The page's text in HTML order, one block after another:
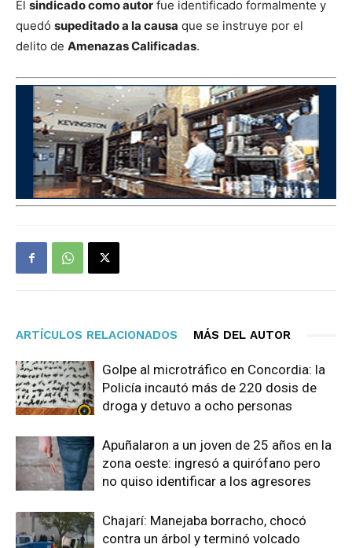
El sindicado como autor fue identificado formalmente y
quedó supeditado a la causa que se instruye por el
delito de Amenazas Calificadas.
ARTÍCULOS RELACIONADOS MÁS DEL AUTOR
Golpe al microtráfico en Concordia: la
Policía incautó más de 220 dosis de
droga y detuvo a ocho personas
Apuñalaron a un joven de 25 años en la
zona oeste: ingresó a quirófano pero
no quiso identificar a los agresores
Chajarí: Manejaba borracho, chocó
contra un árbol y terminó volcado